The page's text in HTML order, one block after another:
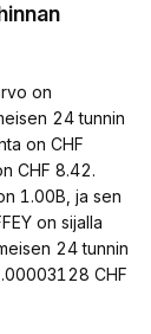
on
24 tunnin
on CHF
CHF 8.42.
1.00B, ja sen
on sijalla
24 tunnin
CHF